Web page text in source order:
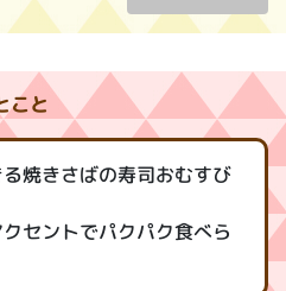
こと
焼きさばの寿司おむすび
セントでパクパク食べら